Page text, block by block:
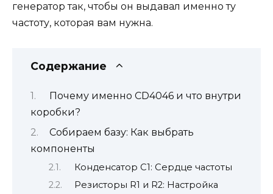
генератор так, чтобы он выдавал именно ту
частоту, которая вам нужна.
Содержание
Почему именно CD4046 и что внутри
коробки?
Собираем базу: Как выбрать
компоненты
Конденсатор C1: Сердце частоты
Резисторы R1 и R2: Настройка